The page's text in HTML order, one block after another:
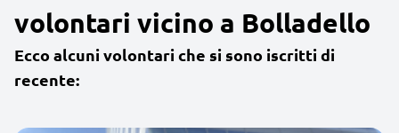
volontari vicino a Bolladello
Ecco alcuni volontari che si sono iscritti di
recente: